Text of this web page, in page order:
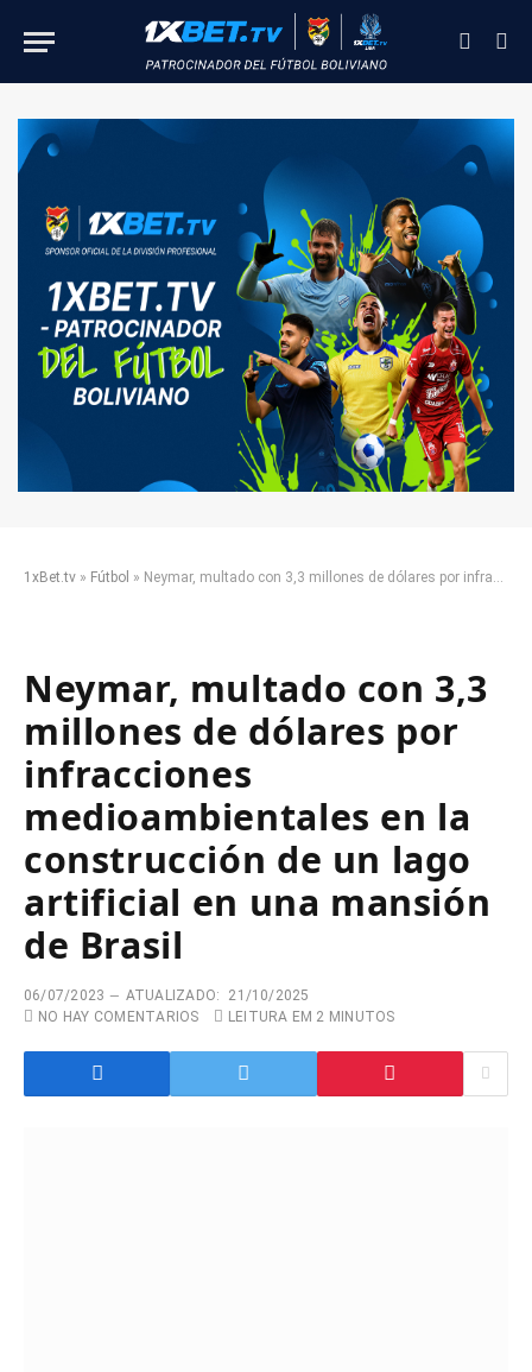
1xBet.tv » Fútbol » Neymar, multado con 3,3 millones de dólares por infracciones medioambientales en la construcción de un lago artificial en una mansión de Brasil
Neymar, multado con 3,3
millones de dólares por
infracciones
medioambientales en la
construcción de un lago
artificial en una mansión
de Brasil
06/07/2023 ATUALIZADO:
21/10/2025
NO HAY COMENTARIOS
LEITURA EM 2 MINUTOS